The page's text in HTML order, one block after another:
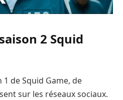
2 Squid
de Squid Game, de
sur les réseaux sociaux.